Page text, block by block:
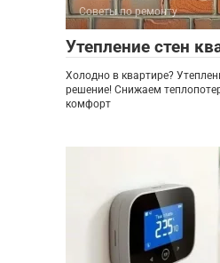
Советы по ремонту
Утепление стен
Холодно в квартире?
решение! Снижаем
комфорт